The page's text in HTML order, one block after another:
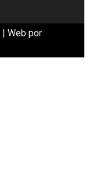
| Web por